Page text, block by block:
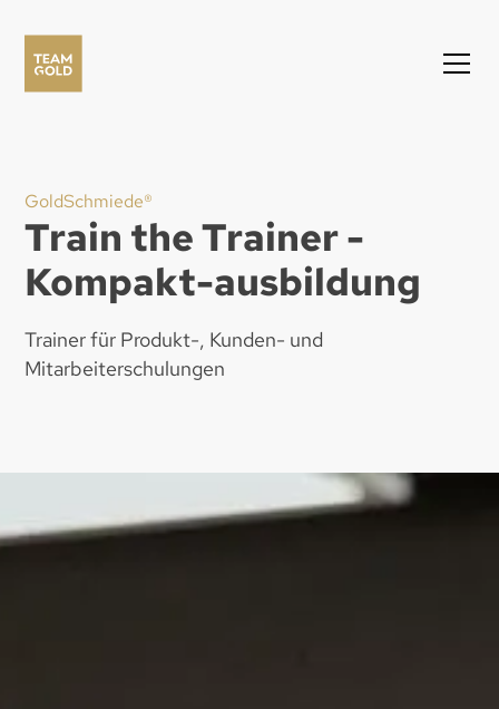
GoldSchmiede®
Train the Trainer -
Kompakt-ausbildung
Trainer für Produkt-, Kunden- und
Mitarbeiterschulungen